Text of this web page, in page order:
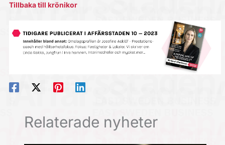
Tillbaka till krönikor
Relaterade nyheter